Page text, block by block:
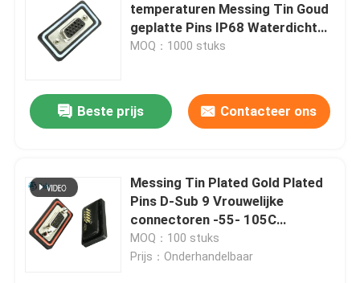
temperaturen Messing Tin Goud
geplatte Pins IP68 Waterdicht
-55°C tot 125°C
MOQ：1000 stuks
Beste prijs Contacteer ons
Messing Tin Plated Gold Plated
Pins D-Sub 9 Vrouwelijke
connectoren -55- 105C
Werktemperatuur Epoxy Hars
Sealant inbegrepen
MOQ：100 stuks
Prijs：Onderhandelbaar